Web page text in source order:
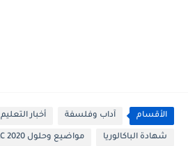
الأقسام آداب وفلسفة أخبار التعليم
شهادة الباكالوريا مواضيع وحلول BAC 2020